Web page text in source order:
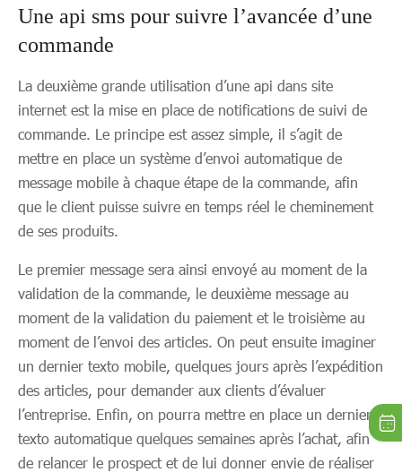
Une api sms pour suivre l’avancée d’une
commande
La deuxième grande utilisation d’une api dans site
internet est la mise en place de notifications de suivi de
commande. Le principe est assez simple, il s’agit de
mettre en place un système d’envoi automatique de
message mobile à chaque étape de la commande, afin
que le client puisse suivre en temps réel le cheminement
de ses produits.
Le premier message sera ainsi envoyé au moment de la
validation de la commande, le deuxième message au
moment de la validation du paiement et le troisième au
moment de l’envoi des articles. On peut ensuite imaginer
un dernier texto mobile, quelques jours après l’expédition
des articles, pour demander aux clients d’évaluer
l’entreprise. Enfin, on pourra mettre en place un dernier
texto automatique quelques semaines après l’achat, afin
de relancer le prospect et de lui donner envie de réaliser